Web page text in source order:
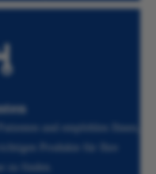
Produkte für Ihre